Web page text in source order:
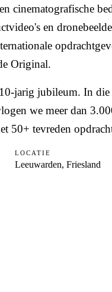
cinematografische
en
Original.
10-jarig jubileum. In die
we meer dan
50+ tevreden
LOCATIE
Leeuwarden, Friesland